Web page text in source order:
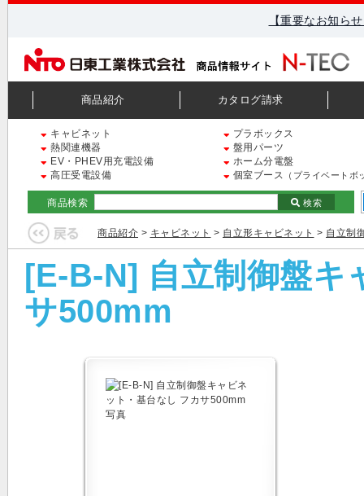
【重要なお知ら
商品紹介 カタログ請求
キャビネット
プラボックス
熱関連機器
盤用パーツ
EV・PHEV用充電設備
ホーム分電盤
高圧受電設備
個室ブース （プライベートボ
商品検索 検索
商品紹介 > キャビネット > 自立形キャビネット > 自立制
[E-B-N] 自立制御盤キ
サ500mm